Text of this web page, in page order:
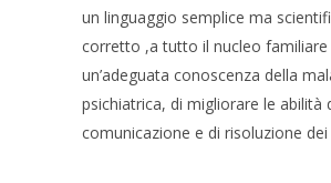
un linguaggio semplice ma
corretto ,a tutto il nucleo familiare
un’adeguata conoscenza della
psichiatrica, di migliorare le abilità
comunicazione e di risoluzione